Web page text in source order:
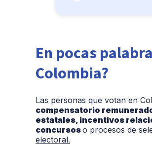
En pocas
Colombia?
Las personas que votan en
compensatorio
estatales, incentivos
concursoso procesos de
electoral.